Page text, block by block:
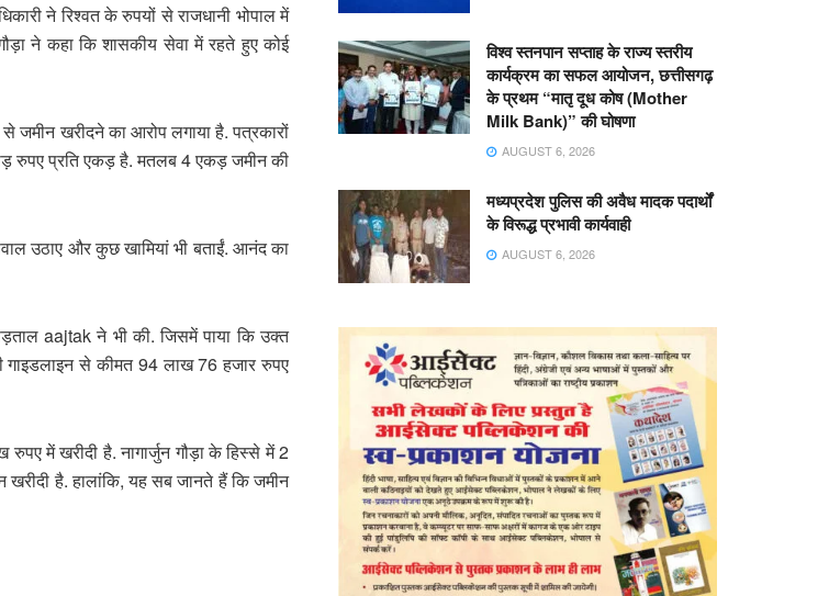
ने रिश्वत के रुपयों से राजधानी भोपाल में
ने कहा कि शासकीय सेवा में रहते हुए कोई
जमीन खरीदने का आरोप लगाया है. पत्रकारों
रुपए प्रति एकड़ है. मतलब 4 एकड़ जमीन की
उठाए और कुछ खामियां भी बताईं. आनंद का
aajtak ने भी की. जिसमें पाया कि उक्त
गाइडलाइन से कीमत 94 लाख 76 हजार रुपए
में खरीदी है. नागार्जुन गौड़ा के हिस्से में 2
है. हालांकि, यह सब जानते हैं कि जमीन
विश्व स्तनपान सप्ताह के राज्य स्तरीय
कार्यक्रम का सफल आयोजन, छत्तीसगढ़
के प्रथम “मातृ दूध कोष (Mother
Milk Bank)” की घोषणा
AUGUST 6, 2026
मध्यप्रदेश पुलिस की अवैध मादक पदार्थों
के विरूद्ध प्रभावी कार्यवाही
AUGUST 6, 2026